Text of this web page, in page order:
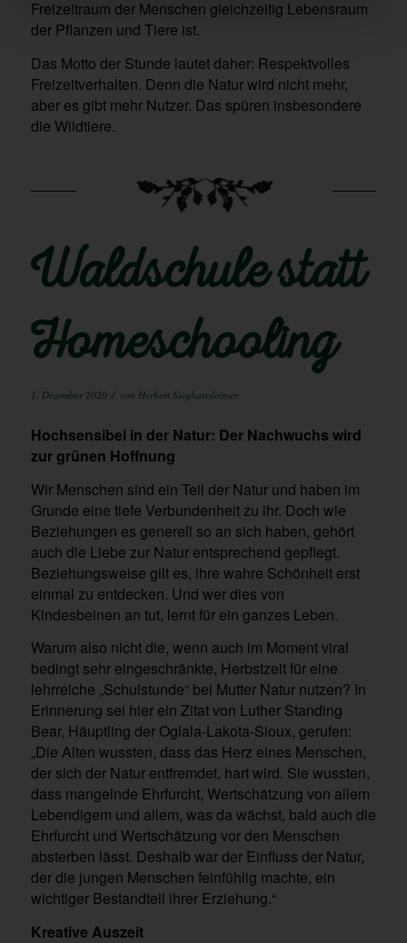
Freizeitraum der Menschen gleichzeitig Lebensraum
der Pflanzen und Tiere ist.
Das Motto der Stunde lautet daher: Respektvolles
Freizeitverhalten. Denn die Natur wird nicht mehr,
aber es gibt mehr Nutzer. Das spüren insbesondere
die Wildtiere.
Waldschule statt
Homeschooling
1. Dezember 2020 / von Herbert Sieghartsleitner
Hochsensibel in der Natur: Der Nachwuchs wird
zur grünen Hoffnung
Wir Menschen sind ein Teil der Natur und haben im
Grunde eine tiefe Verbundenheit zu ihr. Doch wie
Beziehungen es generell so an sich haben, gehört
auch die Liebe zur Natur entsprechend gepflegt.
Beziehungsweise gilt es, ihre wahre Schönheit erst
einmal zu entdecken. Und wer dies von
Kindesbeinen an tut, lernt für ein ganzes Leben.
Warum also nicht die, wenn auch im Moment viral
bedingt sehr eingeschränkte, Herbstzeit für eine
lehrreiche „Schulstunde“ bei Mutter Natur nutzen? In
Erinnerung sei hier ein Zitat von Luther Standing
Bear, Häuptling der Oglala-Lakota-Sioux, gerufen:
„Die Alten wussten, dass das Herz eines Menschen,
der sich der Natur entfremdet, hart wird. Sie wussten,
dass mangelnde Ehrfurcht, Wertschätzung von allem
Lebendigem und allem, was da wächst, bald auch die
Ehrfurcht und Wertschätzung vor den Menschen
absterben lässt. Deshalb war der Einfluss der Natur,
der die jungen Menschen feinfühlig machte, ein
wichtiger Bestandteil ihrer Erziehung.“
Kreative Auszeit